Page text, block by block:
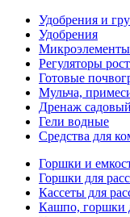
Удобрения и
Удобрения
Микроэлементы
Регуляторы
Готовые
Мульча,
Дренаж садовый
Гели водные
Средства для
Горшки и
Горшки для
Кассеты для
Кашпо, горшки